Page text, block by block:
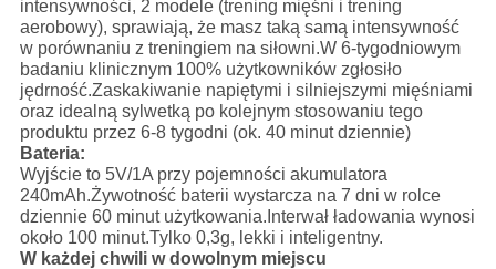
intensywności, 2 modele (trening mięśni i trening
aerobowy), sprawiają, że masz taką samą intensywność
w porównaniu z treningiem na siłowni.W 6-tygodniowym
badaniu klinicznym 100% użytkowników zgłosiło
jędrność.Zaskakiwanie napiętymi i silniejszymi mięśniami
oraz idealną sylwetką po kolejnym stosowaniu tego
produktu przez 6-8 tygodni (ok. 40 minut dziennie)
Bateria:
Wyjście to 5V/1A przy pojemności akumulatora
240mAh.Żywotność baterii wystarcza na 7 dni w rolce
dziennie 60 minut użytkowania.Interwał ładowania wynosi
około 100 minut.Tylko 0,3g, lekki i inteligentny.
W każdej chwili w dowolnym miejscu